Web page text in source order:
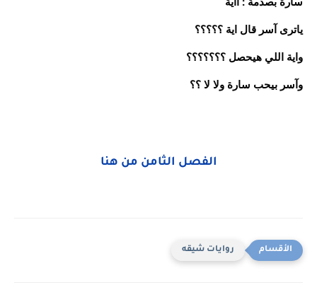
ياترى آسر قال اية ؟؟؟؟؟
واية اللي هيحصل ؟؟؟؟؟؟؟
وآسر بيحب سارة ولا لا ؟؟
الفصل الثامن من هنا
روايات شيقه